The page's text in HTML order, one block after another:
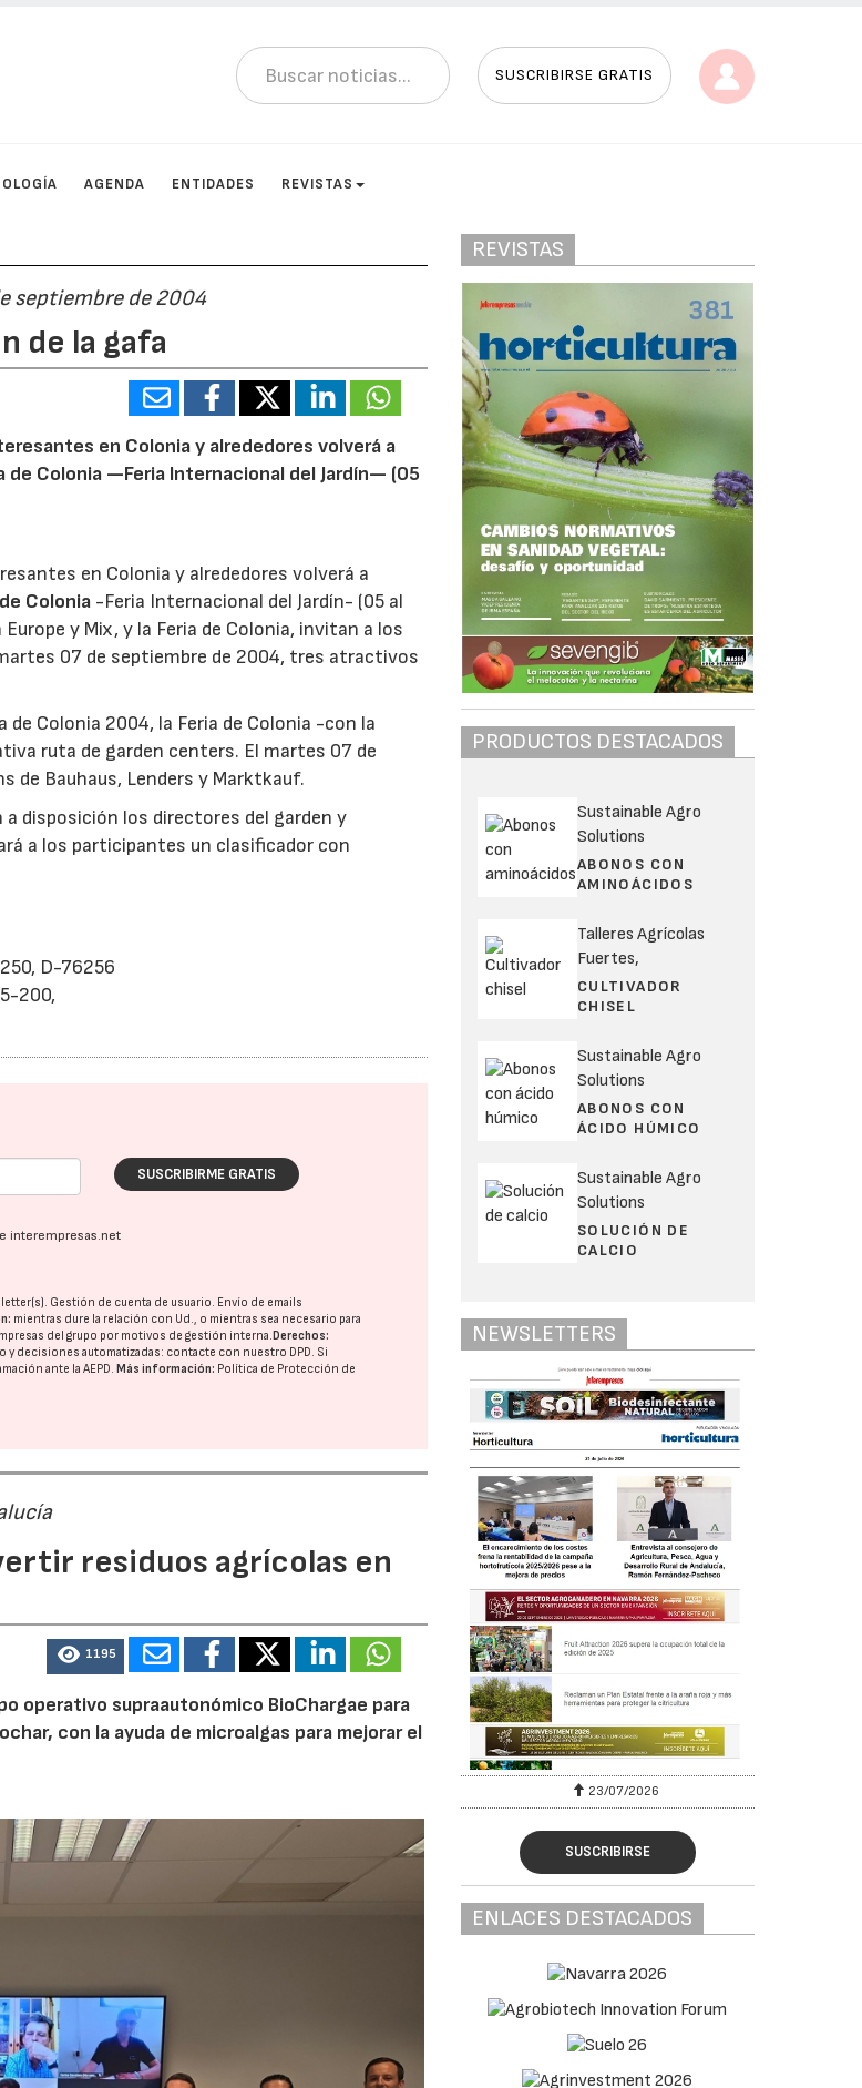
SUSCRIBIRSE GRATIS
AGENDA ENTIDADES REVISTAS
septiembre de 2004
de la gafa
en Colonia y alrededores volverá a
Colonia —Feria Internacional del Jardín— (05
en Colonia y alrededores volverá a
Colonia -Feria Internacional del Jardín- (05 al
y Mix, y la Feria de Colonia, invitan a los
07 de septiembre de 2004, tres atractivos
Colonia 2004, la Feria de Colonia -con la
ruta de garden centers. El martes 07 de
de Bauhaus, Lenders y Marktkauf.
disposición los directores del garden y
a los participantes un clasificador con
D-76256
200,
SUSCRIBIRME GRATIS
interempresas.net
Gestión de cuenta de usuario. Envío de emails
mientras dure la relación con Ud., o mientras sea necesario para
del grupo por motivos de gestión interna. Derechos:
decisiones automatizadas: contacte con nuestro DPD. Si
ante laAEPD. Más información: Política de Protección de
residuos agrícolas en
1195
operativo supraautonómico BioChargae para
con la ayuda de microalgas para mejorar el
REVISTAS
PRODUCTOS DESTACADOS
Sustainable Agro
Solutions
ABONOS CON
AMINOÁCIDOS
Talleres Agrícolas
Fuertes,
CULTIVADOR
CHISEL
Sustainable Agro
Solutions
ABONOS CON
ÁCIDO HÚMICO
Sustainable Agro
Solutions
SOLUCIÓN DE
CALCIO
NEWSLETTERS
23/07/2026
SUSCRIBIRSE
ENLACES DESTACADOS